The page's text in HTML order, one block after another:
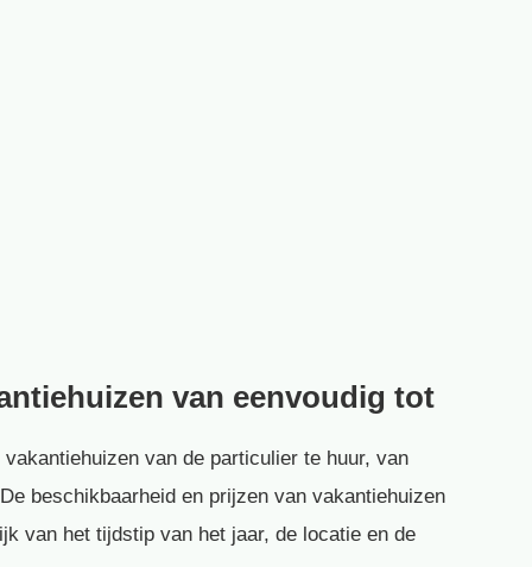
van eenvoudig tot
van de particulier te huur, van
beschikbaarheid en prijzen van vakantiehuizen
van het tijdstip van het jaar, de locatie en de